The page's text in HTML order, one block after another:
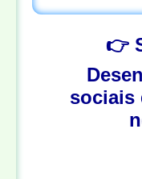
👉
sociais